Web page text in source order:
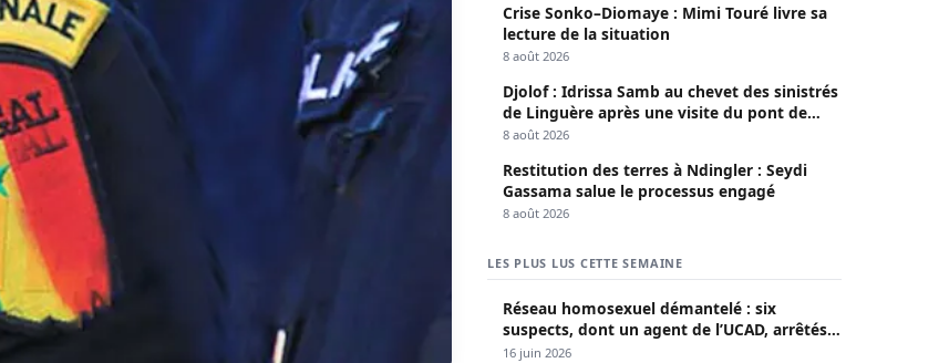
Crise Sonko–Diomaye : Mimi Touré livre sa
lecture de la situation
8 août 2026
Djolof : Idrissa Samb au chevet des sinistrés
de Linguère après une visite du pont de
Thylla
8 août 2026
Restitution des terres à Ndingler : Seydi
Gassama salue le processus engagé
8 août 2026
LES PLUS LUS CETTE SEMAINE
Réseau homosexuel démantelé : six
suspects, dont un agent de l’UCAD, arrêtés à
Keur Massar ; l’un avoue avoir propagé le
16 juin 2026